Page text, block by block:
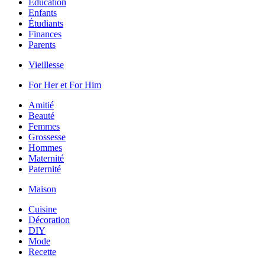
Éducation
Enfants
Étudiants
Finances
Parents
Vieillesse
For Her et For Him
Amitié
Beauté
Femmes
Grossesse
Hommes
Maternité
Paternité
Maison
Cuisine
Décoration
DIY
Mode
Recette